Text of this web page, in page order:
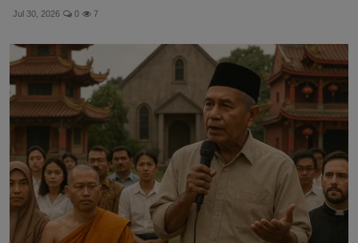
Jul 30, 2026 0 7